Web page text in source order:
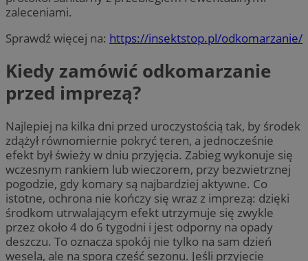
zaleceniami.
Sprawdź więcej na: https://insektstop.pl/odkomarzanie/
Kiedy zamówić odkomarzanie
przed imprezą?
Najlepiej na kilka dni przed uroczystością tak, by środek
zdążył równomiernie pokryć teren, a jednocześnie
efekt był świeży w dniu przyjęcia. Zabieg wykonuje się
wczesnym rankiem lub wieczorem, przy bezwietrznej
pogodzie, gdy komary są najbardziej aktywne. Co
istotne, ochrona nie kończy się wraz z imprezą: dzięki
środkom utrwalającym efekt utrzymuje się zwykle
przez około 4 do 6 tygodni i jest odporny na opady
deszczu. To oznacza spokój nie tylko na sam dzień
wesela, ale na sporą część sezonu. Jeśli przyjęcie